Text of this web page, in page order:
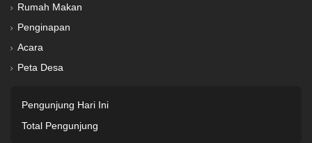
Rumah Makan
Penginapan
Acara
Peta Desa
Pengunjung Hari Ini
Total Pengunjung